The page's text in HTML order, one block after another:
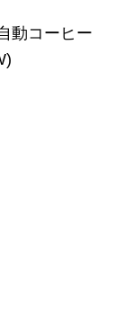
動コーヒー